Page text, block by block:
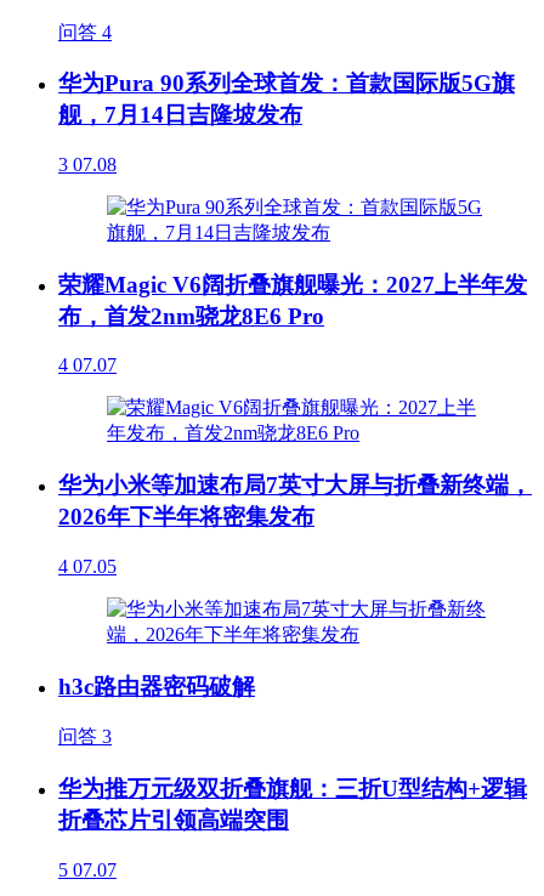
问答 4
华为Pura 90系列全球首发：首款国际版5G旗
舰，7月14日吉隆坡发布
3 07.08
荣耀Magic V6阔折叠旗舰曝光：2027上半年发
布，首发2nm骁龙8E6 Pro
4 07.07
华为小米等加速布局7英寸大屏与折叠新终端，
2026年下半年将密集发布
4 07.05
h3c路由器密码破解
问答 3
华为推万元级双折叠旗舰：三折U型结构+逻辑
折叠芯片引领高端突围
5 07.07